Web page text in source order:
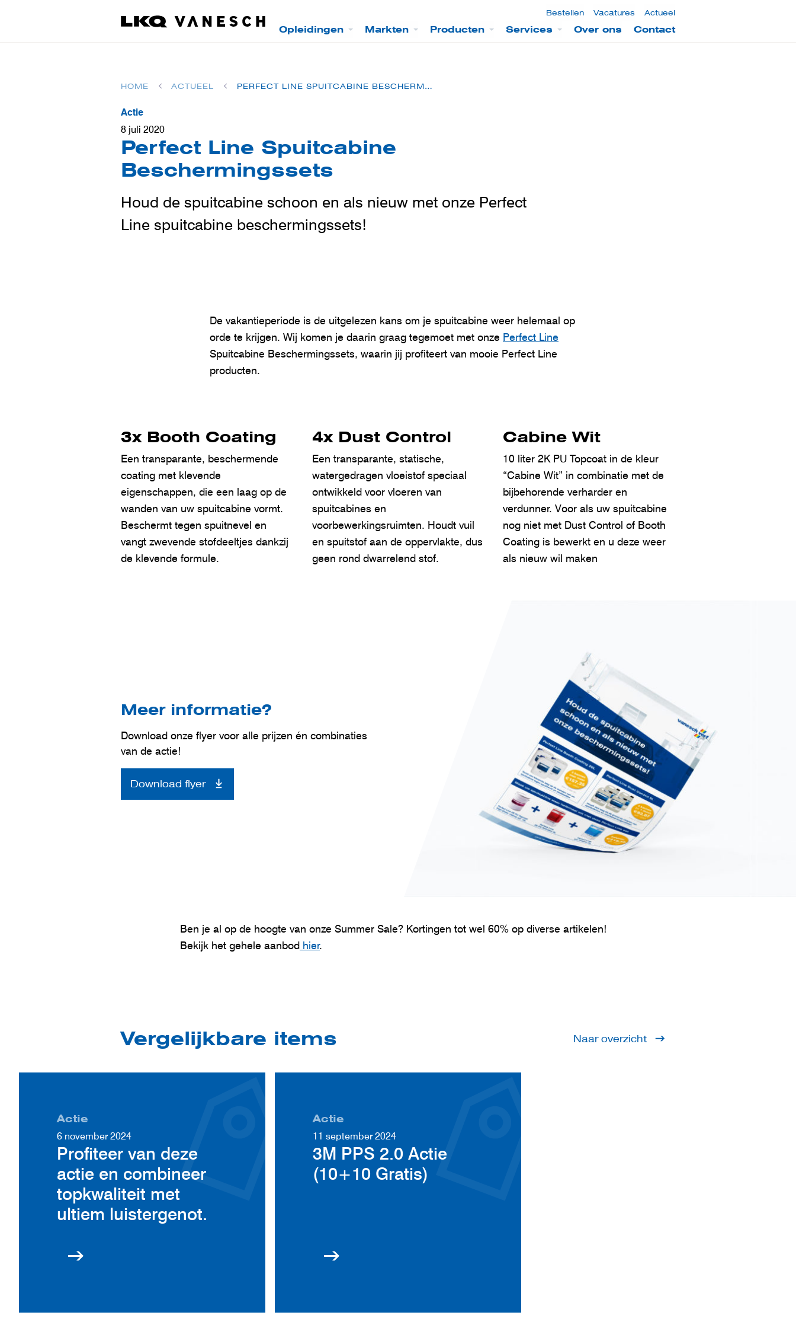
Bestellen Vacatures Actueel
Opleidingen Markten Producten Services Over ons Contact
HOME ACTUEEL PERFECT LINE SPUITCABINE BESCHERMINGSSETS
Actie
8 juli 2020
Perfect Line Spuitcabine
Beschermingssets
Houd de spuitcabine schoon en als nieuw met onze Perfect
Line spuitcabine beschermingssets!
De vakantieperiode is de uitgelezen kans om je spuitcabine weer helemaal op
orde te krijgen. Wij komen je daarin graag tegemoet met onze Perfect Line
Spuitcabine Beschermingssets, waarin jij profiteert van mooie Perfect Line
producten.
3x Booth Coating
Een transparante, beschermende
coating met klevende
eigenschappen, die een laag op de
wanden van uw spuitcabine vormt.
Beschermt tegen spuitnevel en
vangt zwevende stofdeeltjes dankzij
de klevende formule.
4x Dust Control
Een transparante, statische,
watergedragen vloeistof speciaal
ontwikkeld voor vloeren van
spuitcabines en
voorbewerkingsruimten. Houdt vuil
en spuitstof aan de oppervlakte, dus
geen rond dwarrelend stof.
Cabine Wit
10 liter 2K PU Topcoat in de kleur
“Cabine Wit” in combinatie met de
bijbehorende verharder en
verdunner. Voor als uw spuitcabine
nog niet met Dust Control of Booth
Coating is bewerkt en u deze weer
als nieuw wil maken
Meer informatie?
Download onze flyer voor alle prijzen én combinaties
van de actie!
Download flyer
Ben je al op de hoogte van onze Summer Sale? Kortingen tot wel 60% op diverse artikelen!
Bekijk het gehele aanbod hier.
Vergelijkbare items Naar overzicht
Actie
6 november 2024
Profiteer van deze
actie en combineer
topkwaliteit met
ultiem luistergenot.
Actie
11 september 2024
3M PPS 2.0 Actie
(10+10 Gratis)